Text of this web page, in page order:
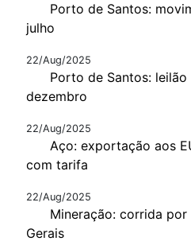
Porto de Santos:
julho
22/Aug/2025
Porto de Santos: leilão
dezembro
22/Aug/2025
Aço: exportação aos
com tarifa
22/Aug/2025
Mineração: corrida
Gerais